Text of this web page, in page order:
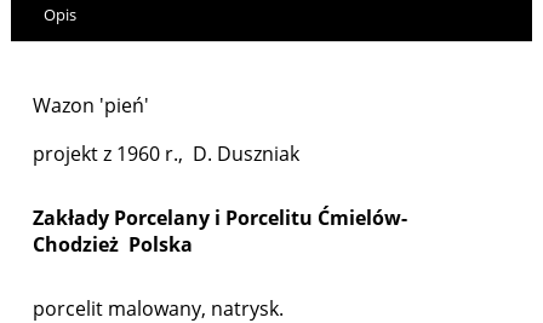
Opis
Wazon 'pień'
projekt z 1960 r., D. Duszniak
Zakłady Porcelany i Porcelitu Ćmielów-
Chodzież Polska
porcelit malowany, natrysk.